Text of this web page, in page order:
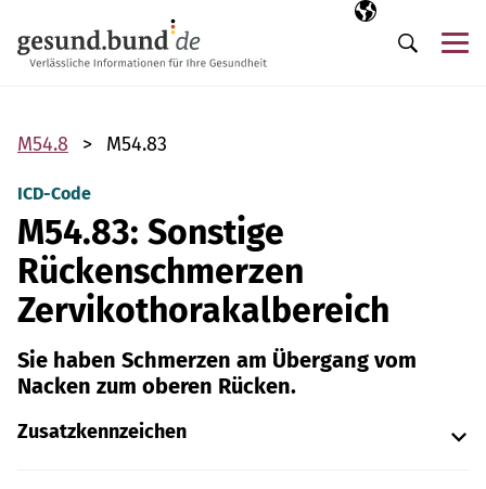
Ausgewählte
DE
Suche
M54.8 M54.83
ICD-Code
M54.83: Sonstige
Rückenschmerzen
Zervikothorakalbereich
Sie haben Schmerzen am Übergang vom
Nacken zum oberen Rücken.
Zusatzkennzeichen